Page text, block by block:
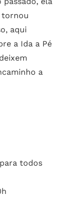
tornou
aqui
a Ida a Pé
a
todos